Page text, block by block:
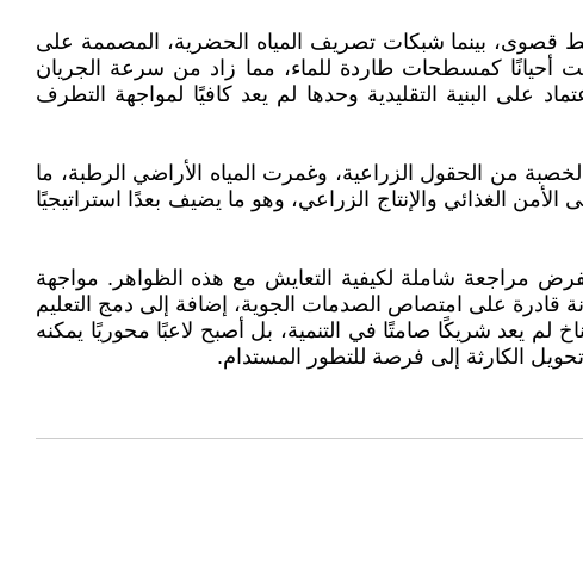
قصوى، بينما شبكات تصريف المياه الحضرية، المصممة على
أحيانًا كمسطحات طاردة للماء، مما زاد من سرعة الجريان
على البنية التقليدية وحدها لم يعد كافيًا لمواجهة التطرف
من الحقول الزراعية، وغمرت المياه الأراضي الرطبة، ما
الغذائي والإنتاج الزراعي، وهو ما يضيف بعدًا استراتيجيًا
مراجعة شاملة لكيفية التعايش مع هذه الظواهر. مواجهة
قادرة على امتصاص الصدمات الجوية، إضافة إلى دمج التعليم
الظواهر. فيضانات 2026 هي نداء استيقاظ صارخ: المناخ لم يعد شريكًا صامتًا في التنمية، بل أصبح لاعبًا محوريًا يمكنه
الكارثة إلى فرصة للتطور المستدام.